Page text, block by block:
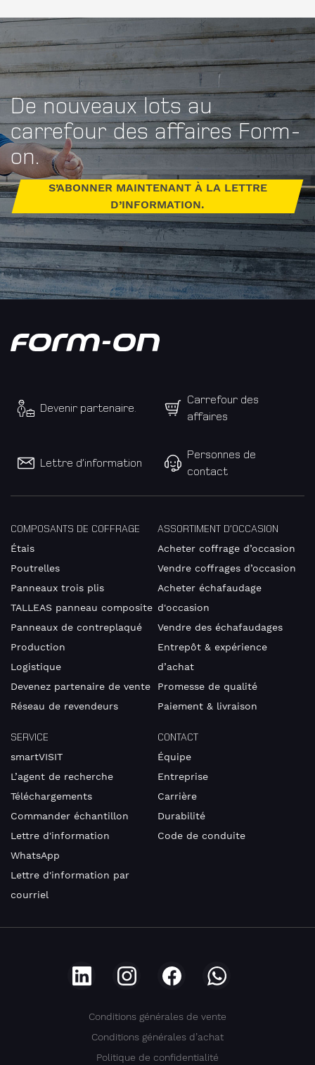
De nouveaux lots au
carrefour des affaires Form-
on.
S’ABONNER MAINTENANT À LA LETTRE
D’INFORMATION.
Devenir partenaire.
Carrefour des
affaires
Lettre d’information
Personnes de
contact
COMPOSANTS DE COFFRAGE
Étais
Poutrelles
Panneaux trois plis
TALLEAS panneau composite
Panneaux de contreplaqué
Production
Logistique
Devenez partenaire de vente
Réseau de revendeurs
ASSORTIMENT D’OCCASION
Acheter coffrage d’occasion
Vendre coffrages d’occasion
Acheter échafaudage
d'occasion
Vendre des échafaudages
Entrepôt & expérience
d’achat
Promesse de qualité
Paiement & livraison
SERVICE
smartVISIT
L’agent de recherche
Téléchargements
Commander échantillon
Lettre d'information
WhatsApp
Lettre d'information par
courriel
CONTACT
Équipe
Entreprise
Carrière
Durabilité
Code de conduite
Conditions générales de vente
Conditions générales d’achat
Politique de confidentialité
Nom
Société
Numéro
IDE
E-
Mail
Téléphone
joignable
de
à
J'accepte la
politique de
confidentialité.
Chez